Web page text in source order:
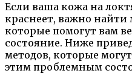
Если ваша кожа на
краснеет, важно найти
которые помогут вам
состояние. Ниже
методов, которые
этим проблемным